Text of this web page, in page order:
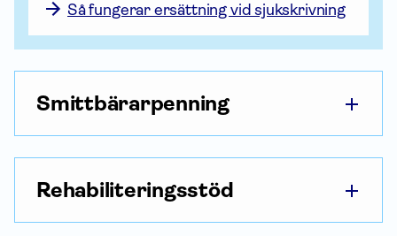
Så fungerar ersättning vid sjukskrivning
Smittbärarpenning
Rehabiliteringsstöd